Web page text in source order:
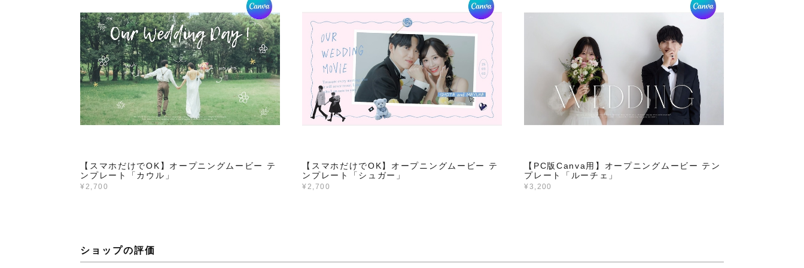
【スマホだけでOK】オープニングムービー テ
ンプレート「カウル」
¥2,700
【スマホだけでOK】オープニングムービー テ
ンプレート「シュガー」
¥2,700
【PC版Canva用】オープニングムービー テン
プレート「ルーチェ」
¥3,200
ショップの評価